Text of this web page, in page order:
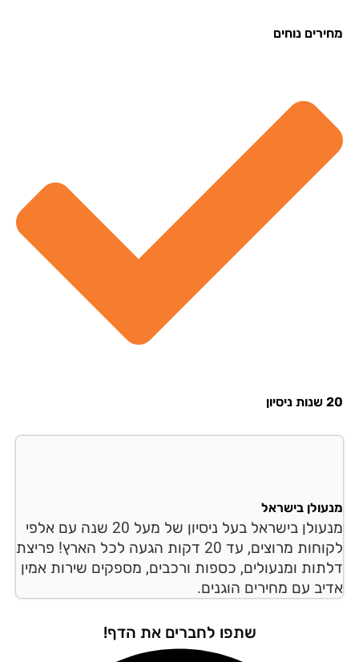
נוחים
בישראל
מנעולן בישראל בעל ניסיון של מעל 20 שנה עם אלפי
לקוחות מרוצים, עד 20 דקות הגעה לכל הארץ! פריצת
ומנעולים, כספות ורכבים, מספקים שירות אמין
עם מחירים הוגנים.
שתפו לחברים את הדף!